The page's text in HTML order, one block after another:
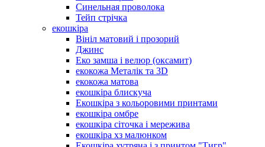
Синельная проволока
Тейп стрічка
екошкіра
Вініл матовий і прозорий
Джинс
Еко замша і велюр (оксамит)
екокожа Металік та 3D
екокожа матова
екошкіра блискуча
Екошкіра з кольоровими принтами
екошкіра омбре
екошкіра сіточка і мережива
екошкіра хз малюнком